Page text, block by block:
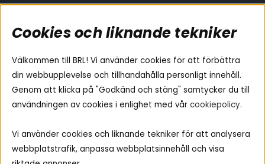
Områden
Billjud
Hemmaljud
Medarbetare
Vad passar i min bil
Yamaha Musiccast
Ljud till A-traktorn
Ljud till båten
Ljud till lastbil
Följ oss
Instagram
Facebook
Youtube
Cookies och liknande tekniker
Välkommen till BRL! Vi använder cookies för att förbättra
din webbupplevelse och tillhandahålla personligt innehåll.
Genom att klicka på "Godkänd och stäng" samtycker du till
användningen av cookies i enlighet med vår cookiepolicy.
Vi använder cookies och liknande tekniker för att analysera
webbplatstrafik, anpassa webbplatsinnehåll och visa